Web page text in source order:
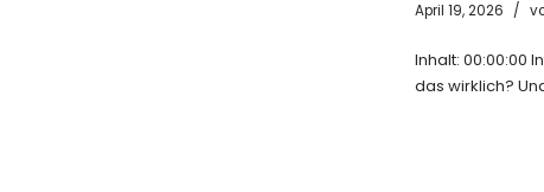
April 19, 2026
Inhalt: 00:00:00
das wirklich?